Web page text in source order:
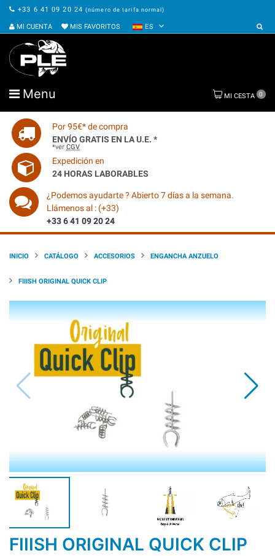
+33 6 41 09 20 24(número de tarifa normal)
MI CUENTA MIS FAVORITOS ES
Menu MI CESTA 0
Por 95€* de compra
ENVÍO GRATIS EN LA U.E. *
*ver CGV
Expedición en
24 HORAS LABORABLES
¿Podemos ayudarte ? Abierto 7 días a la semana.
Llámenos al : (+33)
+33 6 41 09 20 24
INICIO CATÁLOGO ACCESORIOS ENGANCHA ANZUELO
FIIISH ORIGINAL QUICK CLIP
FIIISH ORIGINAL QUICK CLIP